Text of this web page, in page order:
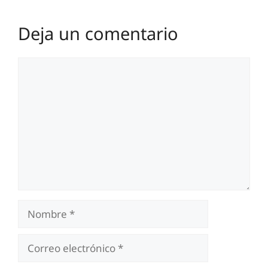
Deja un comentario
Nombre
Correo
electrónico